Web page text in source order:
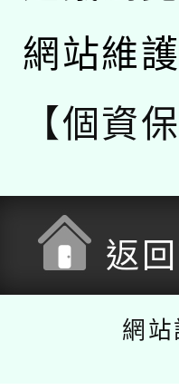
網站維
【個資
返
網